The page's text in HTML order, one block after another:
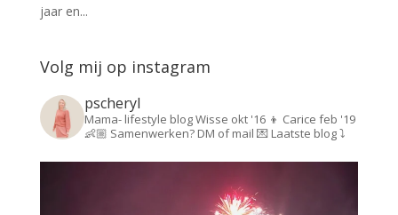
jaar en...
Volg mij op instagram
pscheryl
Mama- lifestyle blogWisse okt '16 👦 Carice feb '19
👶🏼 Samenwerken? DM of mail 💌Laatste blog ⤵️